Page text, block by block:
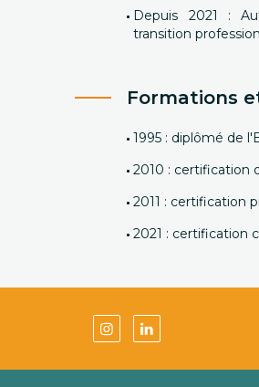
Depuis 2021 :
transition
Formations
1995 : diplômé de
2010 : certification
2011 : certification
2021 : certification